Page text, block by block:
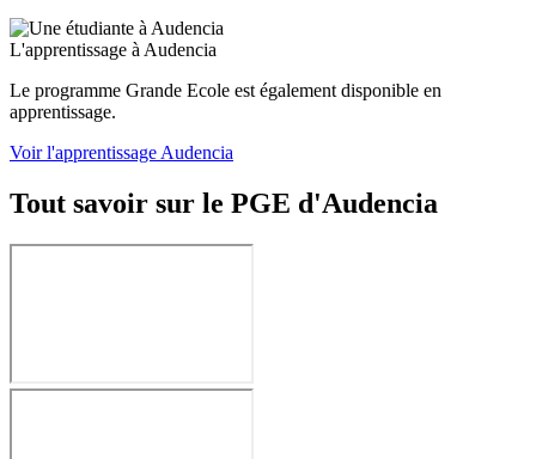
L'apprentissage à Audencia
Le programme Grande Ecole est également disponible en
apprentissage.
Voir l'apprentissage Audencia
Tout savoir sur le PGE d'Audencia